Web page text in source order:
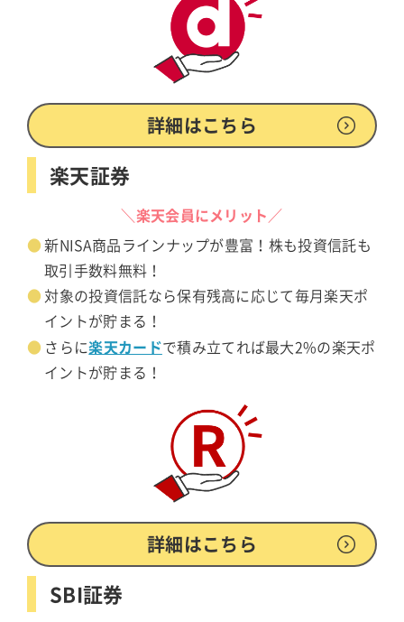
詳細はこちら
楽天証券
＼楽天会員にメリット／
新NISA商品ラインナップが豊富！株も投資信託も
取引手数料無料！
対象の投資信託なら保有残高に応じて毎月楽天ポ
イントが貯まる！
さらに楽天カードで積み立てれば最大2%の楽天ポ
イントが貯まる！
詳細はこちら
SBI証券